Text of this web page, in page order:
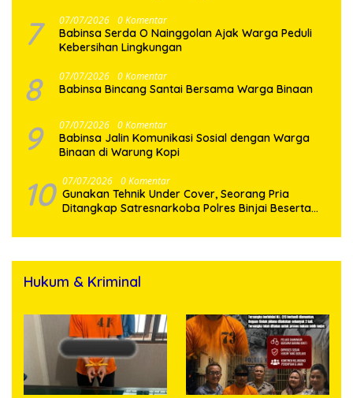
7 07/07/2026 0 Komentar
Babinsa Serda O Nainggolan Ajak Warga Peduli
Kebersihan Lingkungan
8 07/07/2026 0 Komentar
Babinsa Bincang Santai Bersama Warga Binaan
9 07/07/2026 0 Komentar
Babinsa Jalin Komunikasi Sosial dengan Warga
Binaan di Warung Kopi
10 07/07/2026 0 Komentar
Gunakan Tehnik Under Cover, Seorang Pria
Ditangkap Satresnarkoba Polres Binjai Beserta
Hukum & Kriminal